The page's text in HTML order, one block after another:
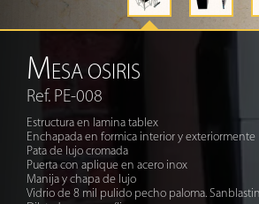
MESA OSIRIS
Ref. PE-008
Estructura en lamina tablex
Enchapada en formica interior y exteriormente
Pata de lujo cromada
Puerta con aplique en acero inox
Manija y chapa de lujo
Vidrio de 8 mil pulido pecho paloma.